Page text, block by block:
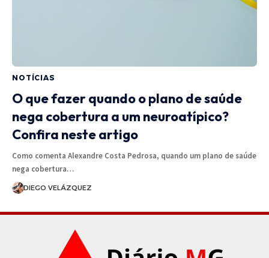
NOTÍCIAS
O que fazer quando o plano de saúde
nega cobertura a um neuroatípico?
Confira neste artigo
Como comenta Alexandre Costa Pedrosa, quando um plano de saúde
nega cobertura…
DIEGO VELÁZQUEZ